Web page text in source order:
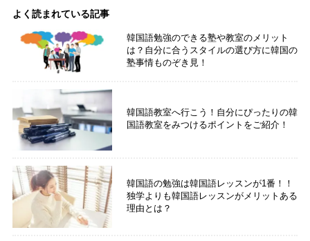
よく読まれている記事
韓国語勉強のできる塾や教室のメリット
は？自分に合うスタイルの選び方に韓国の
塾事情ものぞき見！
韓国語教室へ行こう！自分にぴったりの韓
国語教室をみつけるポイントをご紹介！
韓国語の勉強は韓国語レッスンが1番！！
独学よりも韓国語レッスンがメリットある
理由とは？